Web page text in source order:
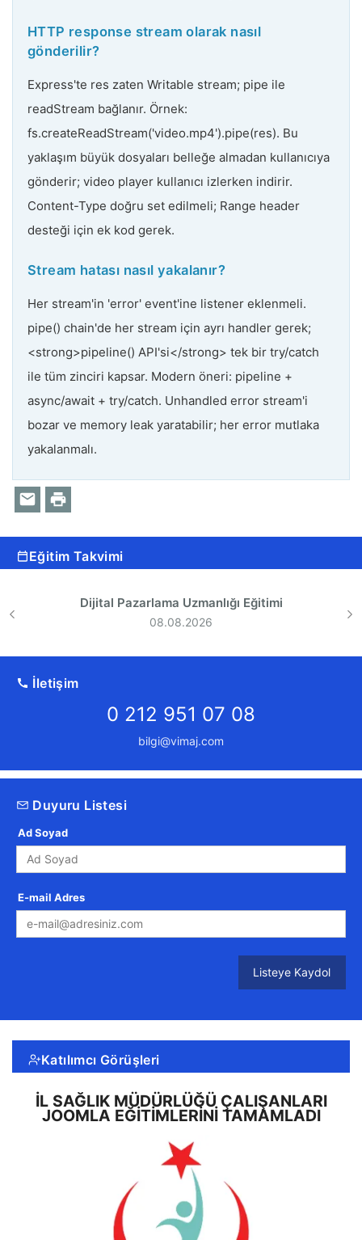
HTTP response stream olarak nasıl
gönderilir?
Express'te res zaten Writable stream; pipe ile
readStream bağlanır. Örnek:
fs.createReadStream('video.mp4').pipe(res). Bu
yaklaşım büyük dosyaları belleğe almadan kullanıcıya
gönderir; video player kullanıcı izlerken indirir.
Content-Type doğru set edilmeli; Range header
desteği için ek kod gerek.
Stream hatası nasıl yakalanır?
Her stream'in 'error' event'ine listener eklenmeli.
pipe() chain'de her stream için ayrı handler gerek;
<strong>pipeline() API'si</strong> tek bir try/catch
ile tüm zinciri kapsar. Modern öneri: pipeline +
async/await + try/catch. Unhandled error stream'i
bozar ve memory leak yaratabilir; her error mutlaka
yakalanmalı.
Eğitim Takvimi
Dijital Pazarlama Uzmanlığı Eğitimi
08.08.2026
İletişim
0 212 951 07 08
bilgi@vimaj.com
Duyuru Listesi
Ad Soyad
E-mail Adres
Listeye Kaydol
Katılımcı Görüşleri
İL SAĞLIK MÜDÜRLÜĞÜ ÇALIŞANLARI
JOOMLA EĞITIMLERINI TAMAMLADI